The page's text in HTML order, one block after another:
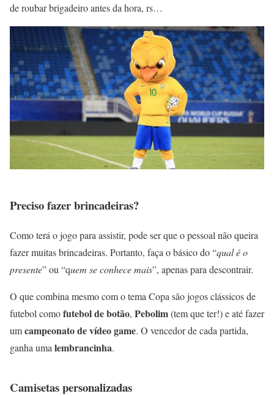
de roubar brigadeiro antes da hora, rs…
Preciso fazer brincadeiras?
Como terá o jogo para assistir, pode ser que o pessoal não queira
fazer muitas brincadeiras. Portanto, faça o básico do “qual é o
presente” ou “quem se conhece mais”, apenas para descontrair.
O que combina mesmo com o tema Copa são jogos clássicos de
futebol comofutebol de botão, Pebolim(tem que ter!) e até fazer
umcampeonato devídeo game. O vencedor de cada partida,
ganha uma lembrancinha.
Camisetas personalizadas